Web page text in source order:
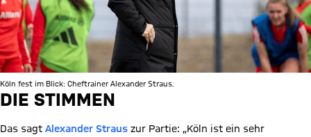
Köln fest im Blick: Cheftrainer Alexander Straus.
DIE STIMMEN
Das sagt Alexander Straus zur Partie: „Köln ist ein sehr